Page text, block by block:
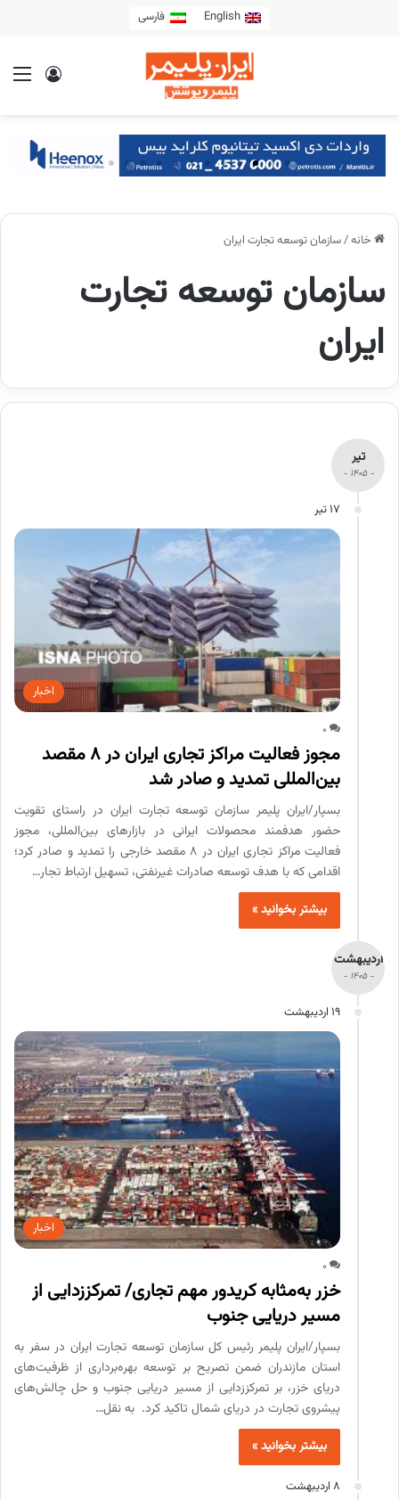
English فارسی
خانه/سازمان توسعه تجارت ایران
سازمان توسعه تجارت
ایران
تیر
- 1405 -
17 تیر
اخبار
0
مجوز فعالیت مراکز تجاری ایران در ۸ مقصد
بین‌المللی تمدید و صادر شد
بسپار/ایران پلیمر سازمان توسعه تجارت ایران در راستای تقویت
حضور هدفمند محصولات ایرانی در بازارهای بین‌المللی، مجوز
فعالیت مراکز تجاری ایران در ۸ مقصد خارجی را تمدید و صادر کرد؛
اقدامی که با هدف توسعه صادرات غیرنفتی، تسهیل ارتباط تجار…
بیشتر بخوانید »
اردیبهشت
- 1405 -
19 اردیبهشت
اخبار
0
خزر به‌مثابه کریدور مهم تجاری/ تمرکززدایی از
مسیر دریایی جنوب
بسپار/ایران پلیمر رئیس کل سازمان توسعه تجارت ایران در سفر به
استان مازندران ضمن تصریح بر توسعه بهره‌برداری از ظرفیت‌های
دریای خزر، بر تمرکززدایی از مسیر دریایی جنوب و حل چالش‌های
پیشروی تجارت در دریای شمال تاکید کرد. به نقل…
بیشتر بخوانید »
8 اردیبهشت